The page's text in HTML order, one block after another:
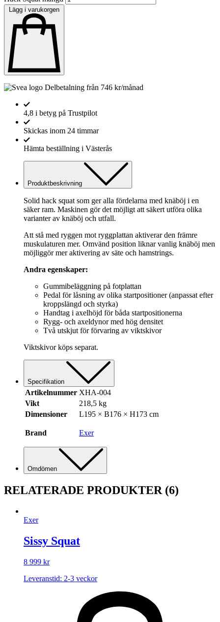
Lägg i varukorgen
Delbetalning från 746 kr/månad
4,8 i betyg på Trustpilot
Skickas inom 24 timmar
Hämta beställning i Västerås
Produktbeskrivning
Solid hack squat som ger alla fördelarna med knäböj i en
säker ram. Maskinen gör det möjligt att säkert utföra olika
varianter av knäböj och utfall.
Att stå med ryggen mot ryggplattan aktiverar den främre
muskulaturen mer. Omvänd position liknar vanlig knäböj men
möjliggör mer aktivering av säte och hamstrings.
Andra egenskaper:
Gummibeläggning på fotplattan
Pedal för låsning av olika startpositioner (anpassat efter
kroppslängd och styrka)
Handtag i axelhöjd för båda startpositionerna
Rygg- och axeldynor med hög densitet
Två utskjut för förvaring av viktskivor
Viktskivor köps separat.
Specifikation
Artikelnummer XHA-004
Vikt
218,5 kg
Dimensioner
L195 × B176 × H173 cm
Brand Exer
Omdömen
RELATERADE PRODUKTER (6)
Exer
Sissy Squat
8 999 kr
Leveranstid: 2-3 veckor